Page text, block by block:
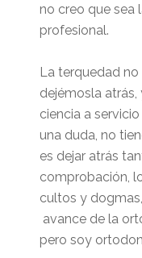
no creo que sea
profesional.
La terquedad
dejémosla
ciencia a
una duda, no
es dejar atrás
comprobación,
cultos y
avance de la
pero soy